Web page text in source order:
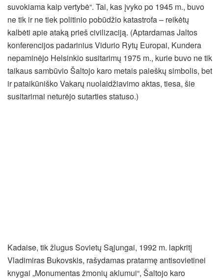
suvokiama kaip vertybė“. Tai, kas įvyko po 1945 m., buvo
ne tik ir ne tiek politinio pobūdžio katastrofa – reikėtų
kalbėti apie ataką prieš civilizaciją. (Aptardamas Jaltos
konferencijos padarinius Vidurio Rytų Europai, Kundera
nepaminėjo Helsinkio susitarimų 1975 m., kurie buvo ne tik
taikaus sambūvio Šaltojo karo metais paieškų simbolis, bet
ir pataikūniško Vakarų nuolaidžiavimo aktas, tiesa, šie
susitarimai neturėjo sutarties statuso.)
Kadaise, tik žlugus Sovietų Sąjungai, 1992 m. lapkritį
Vladimiras Bukovskis, rašydamas pratarmę antisovietinei
knygai „Monumentas žmonių aklumui“, Šaltojo karo